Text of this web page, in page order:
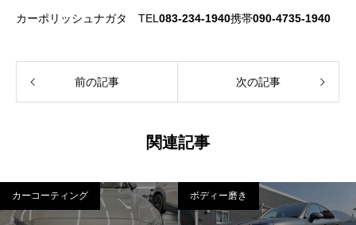
カーポリッシュナガタ TEL 083-234-1940携帯090-4735-1940
前の記事 次の記事
関連記事
カーコーティング ボディー磨き